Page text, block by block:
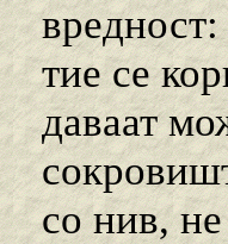
тие се
даваат
со нив,